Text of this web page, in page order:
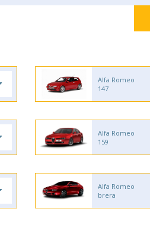
Alfa Romeo
147
Alfa Romeo
159
Alfa Romeo
brera